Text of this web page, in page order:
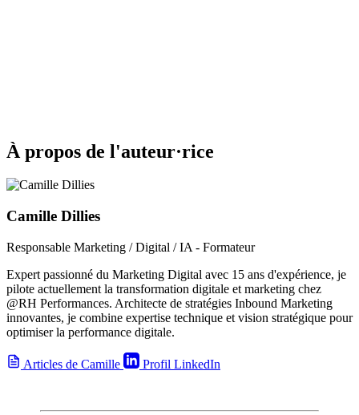
À propos de l'auteur·rice
Camille Dillies
Responsable Marketing / Digital / IA - Formateur
Expert passionné du Marketing Digital avec 15 ans d'expérience, je
pilote actuellement la transformation digitale et marketing chez
@RH Performances. Architecte de stratégies Inbound Marketing
innovantes, je combine expertise technique et vision stratégique pour
optimiser la performance digitale.
Articles de Camille Profil LinkedIn